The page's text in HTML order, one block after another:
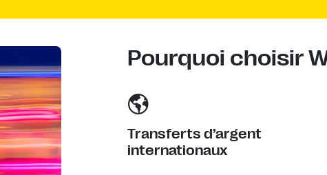
Pourquoi choisir
Transferts d’argent
internationaux